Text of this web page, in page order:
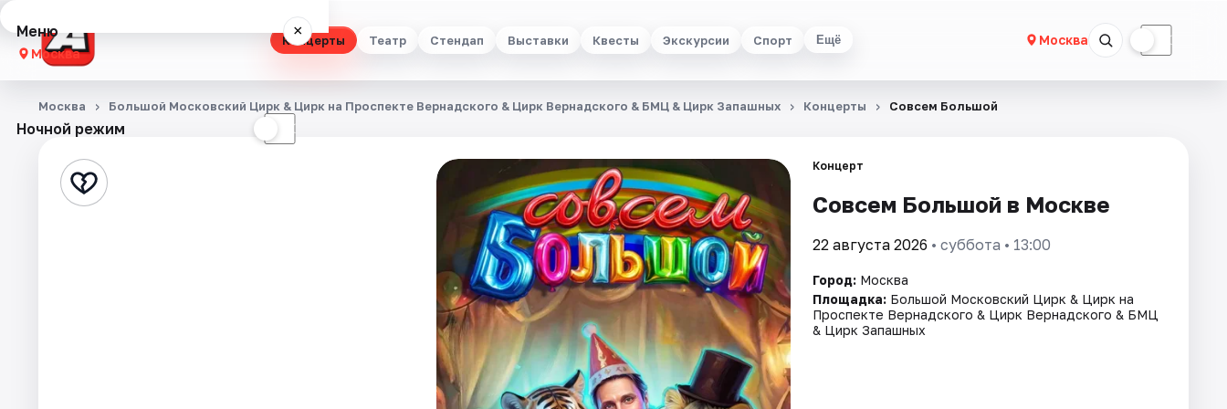
Концерты Театр Стендап Выставки Квесты Экскурсии Спорт Ещё Москва ☾
Меню ×
Москва
Концерты
Стендап
Ночной режим ☾
Москва Большой Московский Цирк & Цирк на Проспекте Вернадского & Цирк Вернадского & БМЦ & Цирк Запашных Концерты Совсем Большой
Концерт
Совсем Большой в Москве
22 августа 2026 • суббота • 13:00
Город: Москва
Площадка: Большой Московский Цирк & Цирк на
Проспекте Вернадского & Цирк Вернадского & БМЦ
& Цирк Запашных